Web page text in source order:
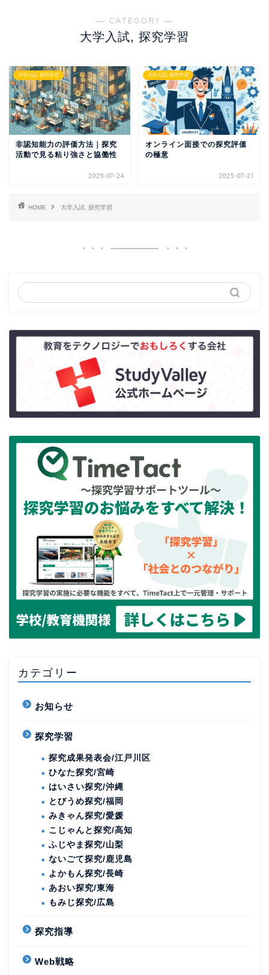
― CATEGORY ―
大学入試, 探究学習
大学入試, 探究学習
非認知能力の評価方法｜探究
活動で見る粘り強さと協働性
2025-07-24
大学入試, 探究学習
オンライン面接での探究評価
の極意
2025-07-21
HOME 大学入試, 探究学習
カテゴリー
お知らせ
探究学習
探究成果発表会/江戸川区
ひなた探究/宮崎
はいさい探究/沖縄
とびうめ探究/福岡
みきゃん探究/愛媛
こじゃんと探究/高知
ふじやま探究/山梨
ないごて探究/鹿児島
よかもん探究/長崎
あおい探究/東海
もみじ探究/広島
探究指導
Web戦略